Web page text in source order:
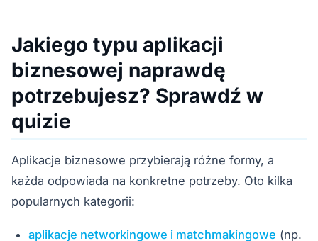
Jakiego typu aplikacji
biznesowej naprawdę
potrzebujesz? Sprawdź w
quizie
Aplikacje biznesowe przybierają różne formy, a
każda odpowiada na konkretne potrzeby. Oto kilka
popularnych kategorii:
aplikacje networkingowe i matchmakingowe (np.